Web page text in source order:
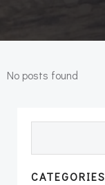
No posts found
CATEGORIES